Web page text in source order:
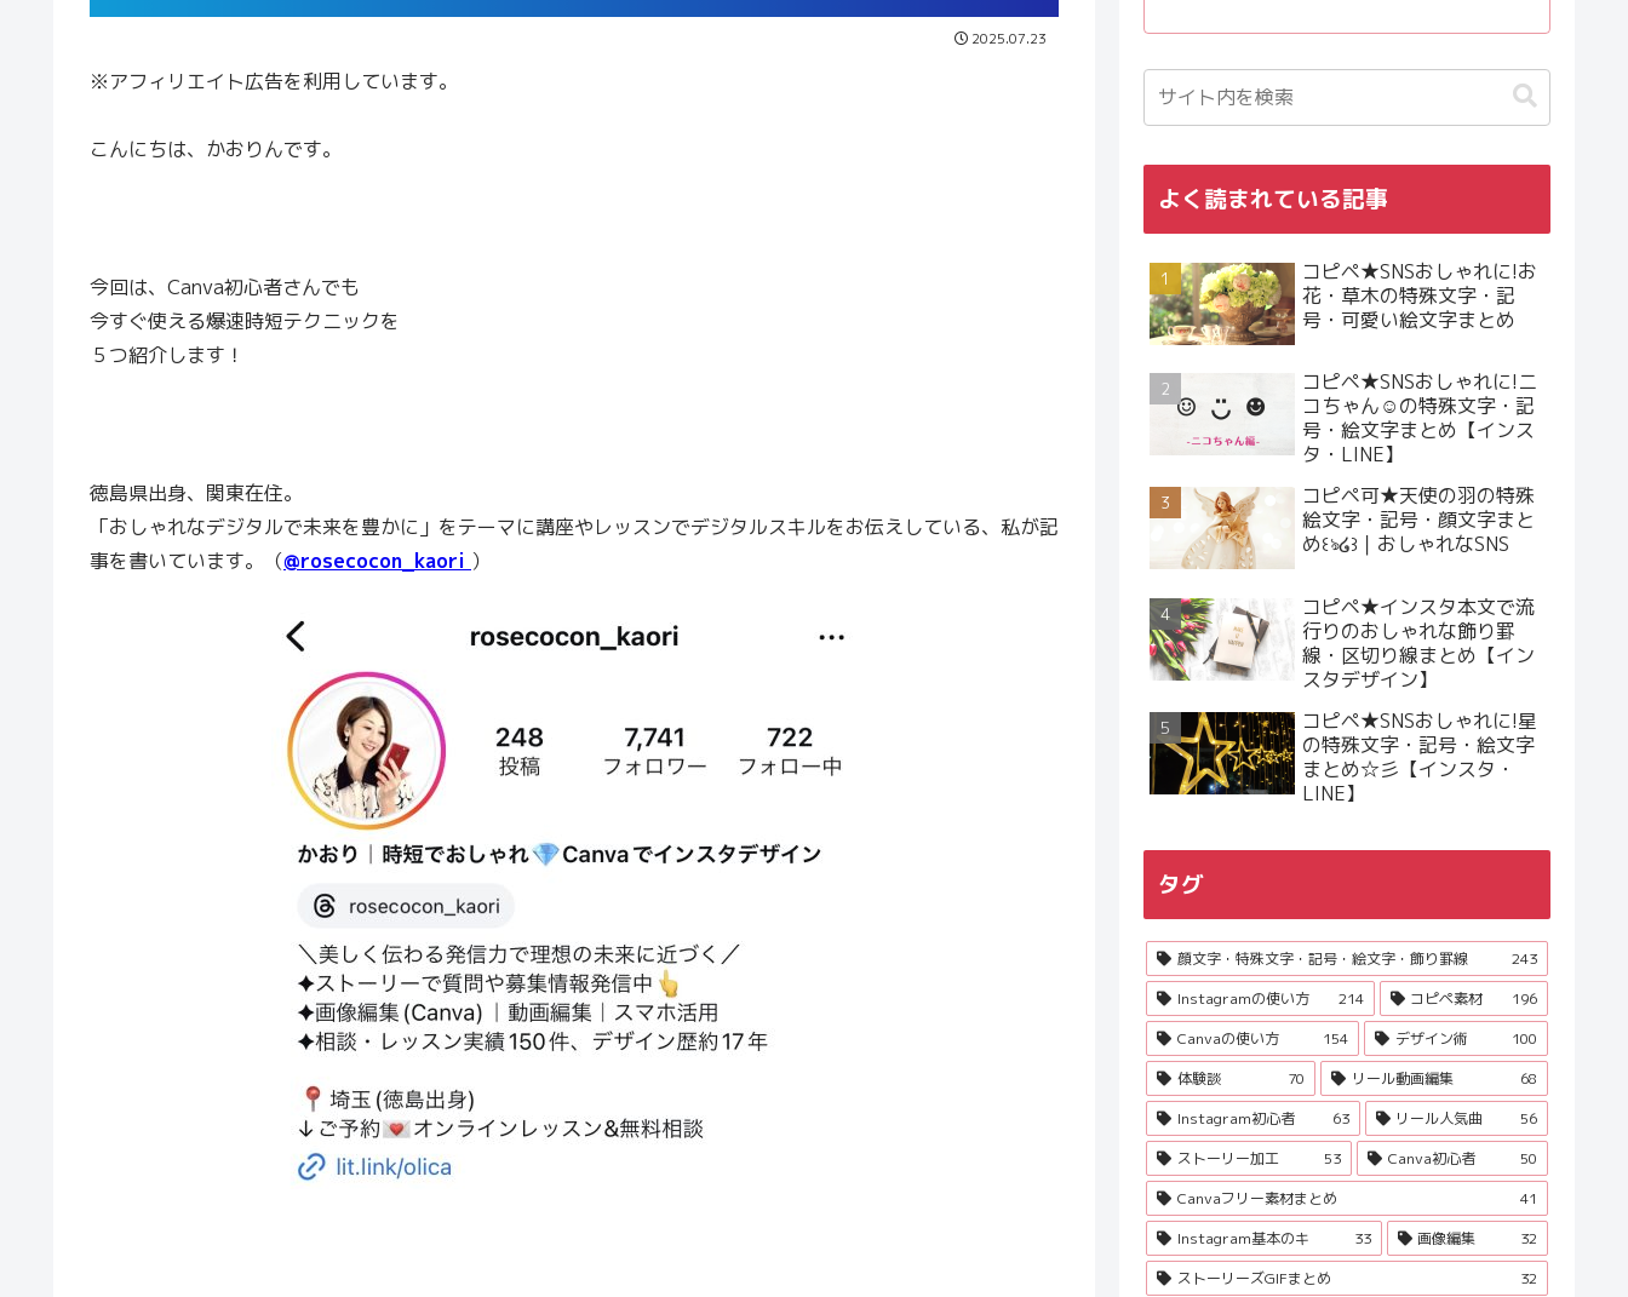
2025.07.23
※アフィリエイト広告を利用しています。
こんにちは、かおりんです。
今回は、Canva初心者さんでも
今すぐ使える爆速時短テクニックを
５つ紹介します！
徳島県出身、関東在住。
「おしゃれなデジタルで未来を豊かに」をテーマに講座やレッスンでデジタルスキルをお伝えしている、私が記
事を書いています。（@rosecocon_kaori ）
よく読まれている記事
コピペ★SNSおしゃれに!お
花・草木の特殊文字・記
号・可愛い絵文字まとめ
コピペ★SNSおしゃれに!ニ
コちゃん☺︎の特殊文字・記
号・絵文字まとめ【インス
タ・LINE】
コピペ可★天使の羽の特殊
絵文字・記号・顔文字まと
め꒰ঌ໒꒱｜おしゃれなSNS
コピペ★インスタ本文で流
行りのおしゃれな飾り罫
線・区切り線まとめ【イン
スタデザイン】
コピペ★SNSおしゃれに!星
の特殊文字・記号・絵文字
まとめ☆彡【インスタ・
LINE】
タグ
顔文字・特殊文字・記号・絵文字・飾り罫線
243
Instagramの使い方
214 コピペ素材
196
Canvaの使い方
154 デザイン術
100
体験談
70 リール動画編集
68
Instagram初心者
63 リール人気曲
56
ストーリー加工
53 Canva初心者
50
Canvaフリー素材まとめ
41
Instagram基本のキ
33 画像編集
32
ストーリーズGIFまとめ
32